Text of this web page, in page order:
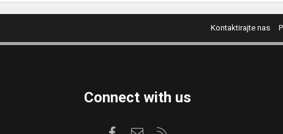
Kontaktirajte nas
Connect with us
FacebookKontaktirajte nas